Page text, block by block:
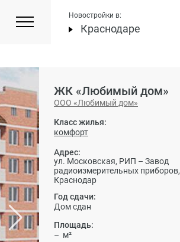
Новостройки в:
Краснодаре
ЖК «Любимый дом»
ООО «Любимый дом»
Класс жилья:
комфорт
Адрес:
ул. Московская, РИП – Завод
радиоизмерительных приборов,
Краснодар
Год сдачи:
Дом сдан
Площадь:
– м²